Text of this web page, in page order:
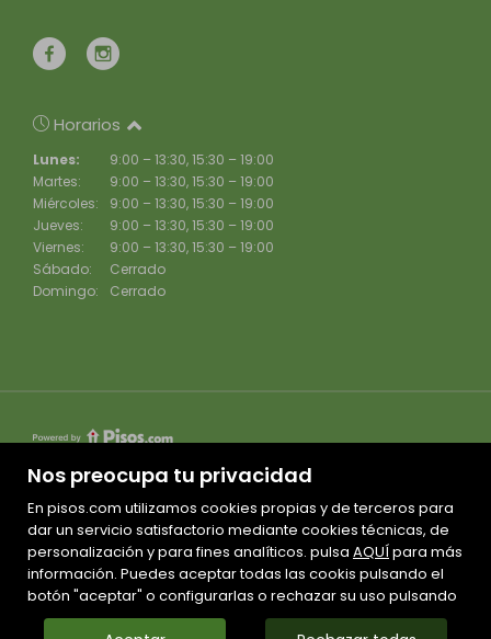
Nos preocupa tu privacidad
En pisos.com utilizamos cookies propias y de terceros para
dar un servicio satisfactorio mediante cookies técnicas, de
personalización y para fines analíticos. pulsa AQUÍpara más
información. Puedes aceptar todas las cookis pulsando el
botón "aceptar" o configurarlas o rechazar su uso pulsando
Horarios
Lunes:
9:00 – 13:30, 15:30 – 19:00
Martes:
9:00 – 13:30, 15:30 – 19:00
Miércoles:
9:00 – 13:30, 15:30 – 19:00
Jueves:
9:00 – 13:30, 15:30 – 19:00
Viernes:
9:00 – 13:30, 15:30 – 19:00
Sábado:
Cerrado
Domingo:
Cerrado
Mapa Web
Aviso legal
Favoritos
Inmuebles destacados